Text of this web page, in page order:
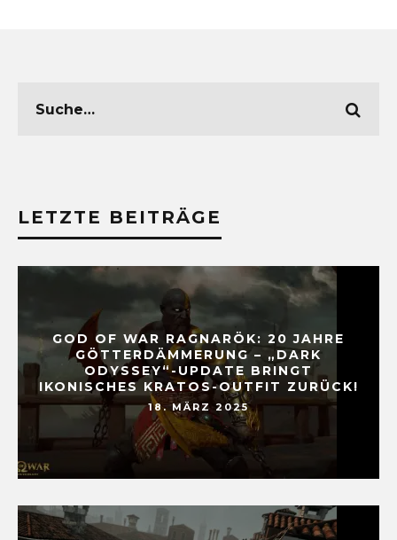
LETZTE BEITRÄGE
GOD OF WAR RAGNARÖK: 20 JAHRE
GÖTTERDÄMMERUNG – „DARK
ODYSSEY“-UPDATE BRINGT
IKONISCHES KRATOS-OUTFIT ZURÜCK!
18. MÄRZ 2025